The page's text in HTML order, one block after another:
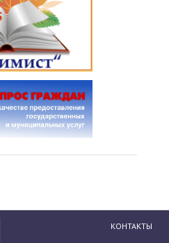
КОНТАКТЫ